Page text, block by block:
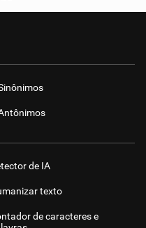
de IA
texto
de caracteres e